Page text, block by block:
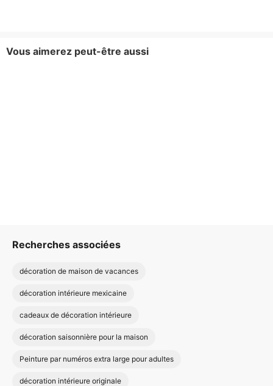
Vous aimerez peut-être aussi
Recherches associées
décoration de maison de vacances
décoration intérieure mexicaine
cadeaux de décoration intérieure
décoration saisonnière pour la maison
Peinture par numéros extra large pour adultes
décoration intérieure originale